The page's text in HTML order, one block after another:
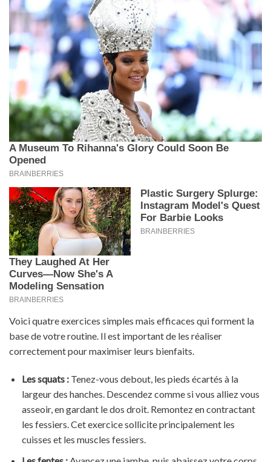
Voici quatre exercices simples mais efficaces qui forment la
base de votre routine. Il est important de les réaliser
correctement pour maximiser leurs bienfaits.
Les squats :Tenez-vous debout, les pieds écartés à la
largeur des hanches. Descendez comme si vous alliez vous
asseoir, en gardant le dos droit. Remontez en contractant
les fessiers. Cet exercice sollicite principalement les
cuisses et les muscles fessiers.